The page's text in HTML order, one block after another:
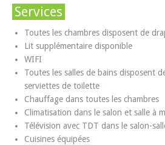
Services
Toutes les chambres disposent de
Lit supplémentaire disponible
WIFI
Toutes les salles de bains disposent
serviettes de toilette
Chauffage dans toutes les chambres
Climatisation dans le salon et salle à
Télévision avec TDT dans le salon-
Cuisines équipées